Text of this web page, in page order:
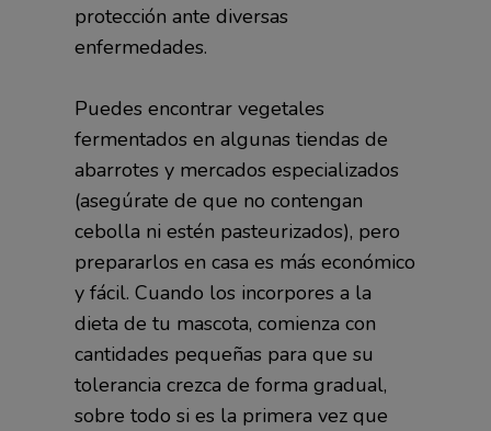
protección ante diversas
enfermedades.
Puedes encontrar vegetales
fermentados en algunas tiendas de
abarrotes y mercados especializados
(asegúrate de que no contengan
cebolla ni estén pasteurizados), pero
prepararlos en casa es más económico
y fácil. Cuando los incorpores a la
dieta de tu mascota, comienza con
cantidades pequeñas para que su
tolerancia crezca de forma gradual,
sobre todo si es la primera vez que